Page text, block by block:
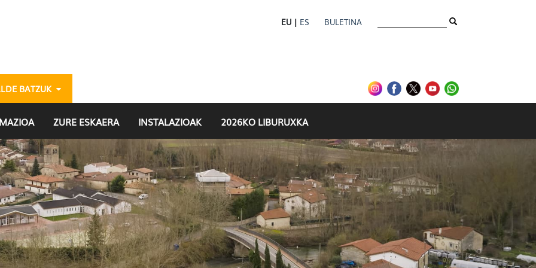
EU | ES BULETINA
BATZUK
eu - gazteria
ZURE ESKAERA INSTALAZIOAK 2026KO LIBURUXKA